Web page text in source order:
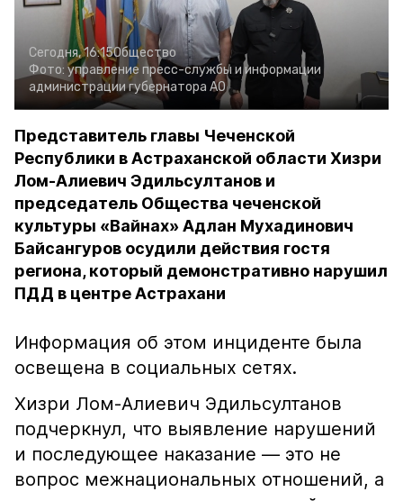
Сегодня, 16:15Общество
Фото: управление пресс-службы и информации
администрации губернатора АО
Представитель главы Чеченской
Республики в Астраханской области Хизри
Лом-Алиевич Эдильсултанов и
председатель Общества чеченской
культуры «Вайнах» Адлан Мухадинович
Байсангуров осудили действия гостя
региона, который демонстративно нарушил
ПДД в центре Астрахани
Информация об этом инциденте была
освещена в социальных сетях.
Хизри Лом-Алиевич Эдильсултанов
подчеркнул, что выявление нарушений
и последующее наказание — это не
вопрос межнациональных отношений, а